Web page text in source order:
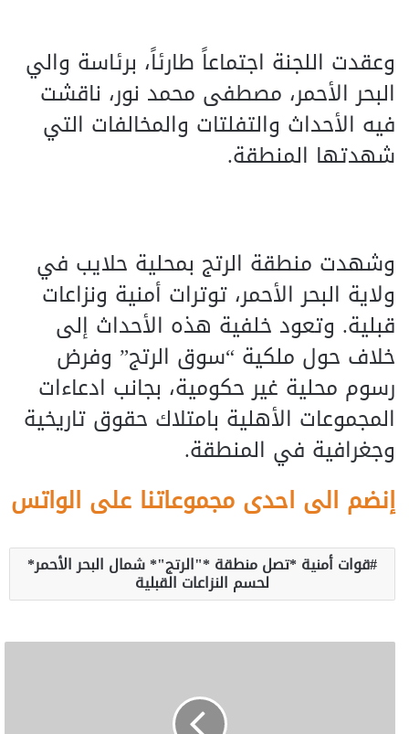
وعقدت اللجنة اجتماعاً طارئاً، برئاسة والي
البحر الأحمر، مصطفى محمد نور، ناقشت
فيه الأحداث والتفلتات والمخالفات التي
شهدتها المنطقة.
وشهدت منطقة الرتج بمحلية حلايب في
ولاية البحر الأحمر، توترات أمنية ونزاعات
قبلية. وتعود خلفية هذه الأحداث إلى
خلاف حول ملكية “سوق الرتج” وفرض
رسوم محلية غير حكومية، بجانب ادعاءات
المجموعات الأهلية بامتلاك حقوق تاريخية
وجغرافية في المنطقة.
إنضم الى احدى مجموعاتنا على الواتس
قوات أمنية *تصل منطقة *"الرتج"* شمال البحر الأحمر*
لحسم النزاعات القبلية